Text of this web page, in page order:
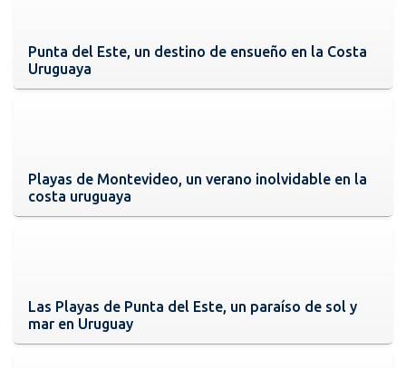
Punta del Este, un destino de ensueño en la Costa
Uruguaya
Playas de Montevideo, un verano inolvidable en la
costa uruguaya
Las Playas de Punta del Este, un paraíso de sol y
mar en Uruguay